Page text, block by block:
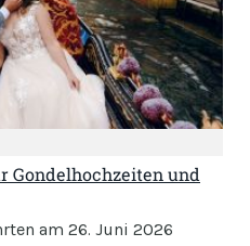
Gondelhochzeiten und
am 26. Juni 2026